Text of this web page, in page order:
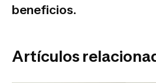
beneficios.
Artículos